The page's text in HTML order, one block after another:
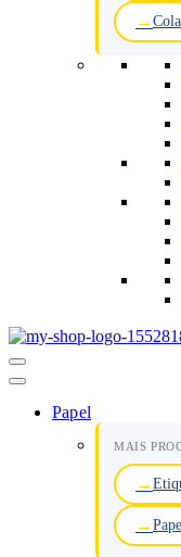
Menu
de
Papel
MAIS